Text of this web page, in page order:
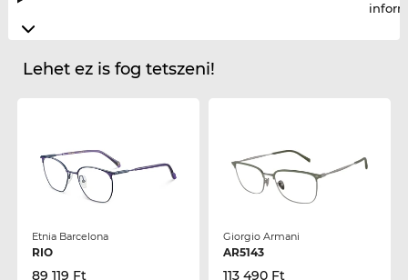
Lehet ez is fog tetszeni!
Etnia Barcelona
RIO
89 119 Ft
Giorgio Armani
AR5143
113 490 Ft